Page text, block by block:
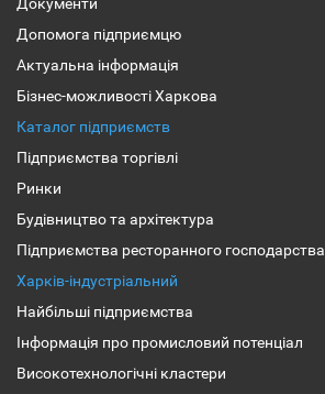
Документи
Допомога підприємцю
Актуальна інформація
Бізнес-можливості Харкова
Каталог підприємств
Підприємства торгівлі
Ринки
Будівництво та архітектура
Підприємства ресторанного господарства
Харків-індустріальний
Найбільші підприємства
Інформація про промисловий потенціал
Високотехнологічні кластери